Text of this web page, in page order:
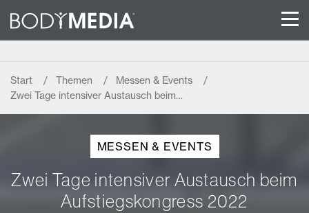
Start Themen
Messen & Events
Zwei Tage intensiver Austausch beim…
MESSEN & EVENTS
Zwei Tage intensiver Austausch beim
Aufstiegskongress 2022